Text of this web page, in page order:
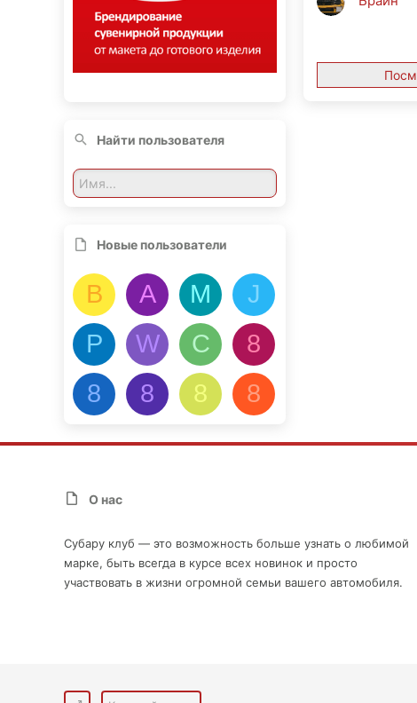
Найти пользователя
Новые пользователи
B A M
J
Р
W С
8
8
8 8 8
О нас
Субару клуб — это возможность больше узнать о любимой
марке, быть всегда в курсе всех новинок и просто
участвовать в жизни огромной семьи вашего автомобиля.